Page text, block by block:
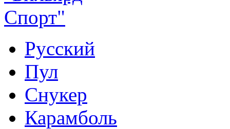
Русский
Пул
Снукер
Карамболь